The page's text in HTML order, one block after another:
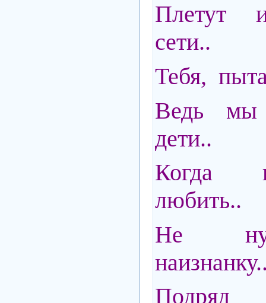
Плетут
сети..
Тебя,
Ведь мы
дети..
Когда
любить..
Не
Подряд